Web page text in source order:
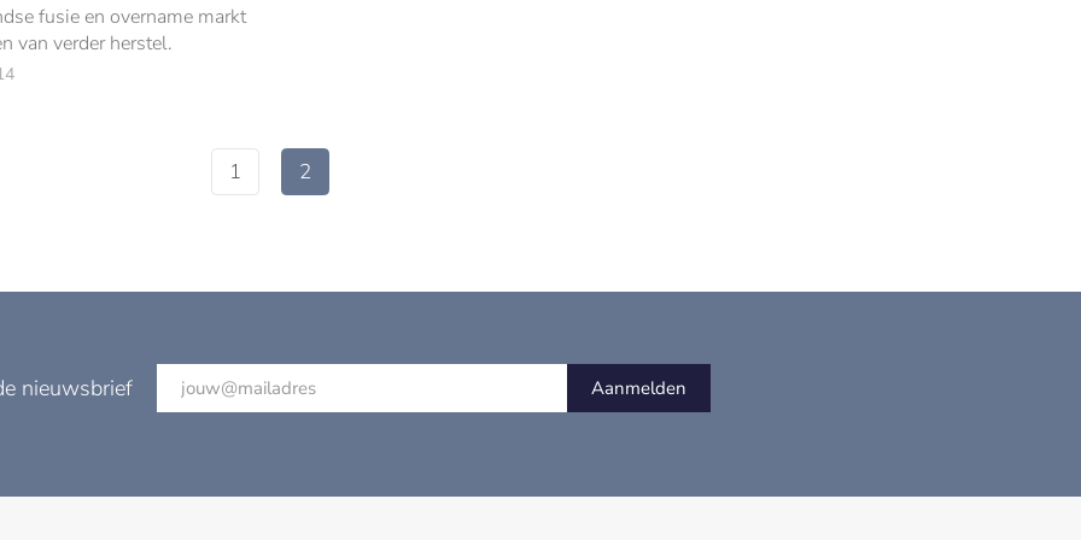
fusie en overname markt
van verder herstel.
1 2
nieuwsbrief Aanmelden